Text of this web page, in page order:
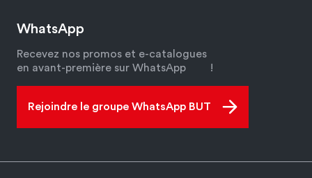
WhatsApp
Recevez nos promos et e-catalogues
en avant-première sur WhatsApp
!
Rejoindre le groupe WhatsApp BUT